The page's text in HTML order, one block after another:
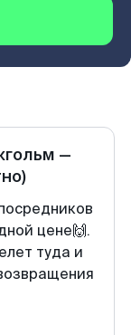
—
цене🙌.
туда и